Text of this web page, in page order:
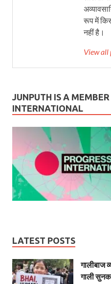
रूप में
नहीं है।
View
JUNPUTH IS A
INTERNATIONAL
LATEST POSTS
गालीबाज
गाली